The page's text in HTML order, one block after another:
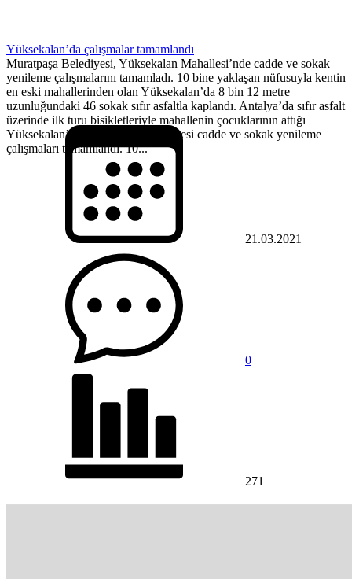
Yüksekalan’da çalışmalar tamamlandı
Muratpaşa Belediyesi, Yüksekalan Mahallesi’nde cadde ve sokak
yenileme çalışmalarını tamamladı. 10 bine yaklaşan nüfusuyla kentin
en eski mahallerinden olan Yüksekalan’da 8 bin 12 metre
uzunluğundaki 46 sokak sıfır asfaltla kaplandı. Antalya’da sıfır asfalt
üzerinde ilk turu bisikletleriyle mahallenin çocuklarının attığı
Yüksekalan’da, Muratpaşa Belediyesi cadde ve sokak yenileme
çalışmaları tamamlandı. 10...
21.03.2021
0
271